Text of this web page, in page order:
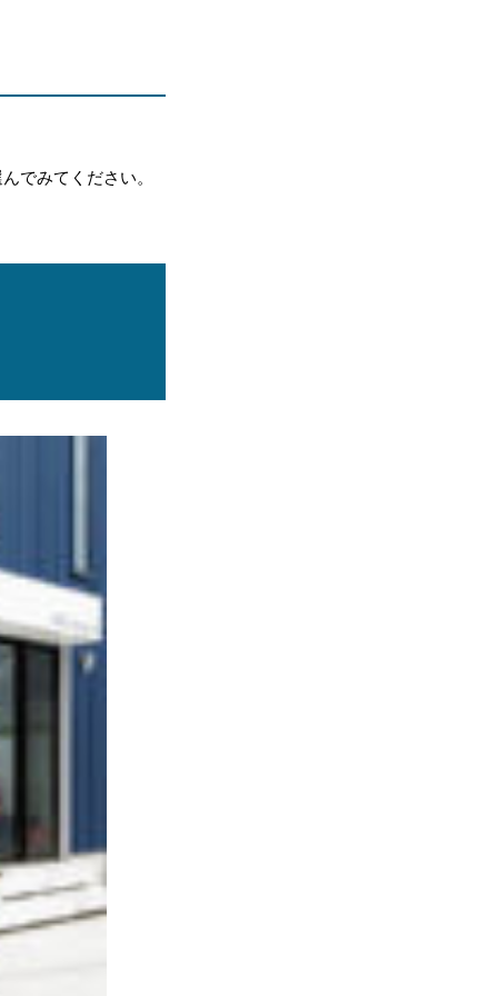
でみてください。